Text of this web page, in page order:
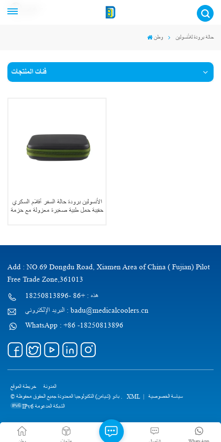
وطن حالة برودة للأنسولين
فئات المنتجات
الأنسولين برودة حالة السفر أقلام السكري
حقيبة حمل طبية صغيرة معزولة مع حزمة
Add : NO.69 Dongdu Road, Xiamen Area of China ( Fujian) Pilot
Free Trade Zone,361013
هذه : +86 -18250813896
البريد الإلكتروني : badu@medicalcoolers.cn
WhatsApp : +86 -18250813896
خريطة الموقع
المدونة
XML | سياسة الخصوصية
IPv6 الشبكة المدعومة